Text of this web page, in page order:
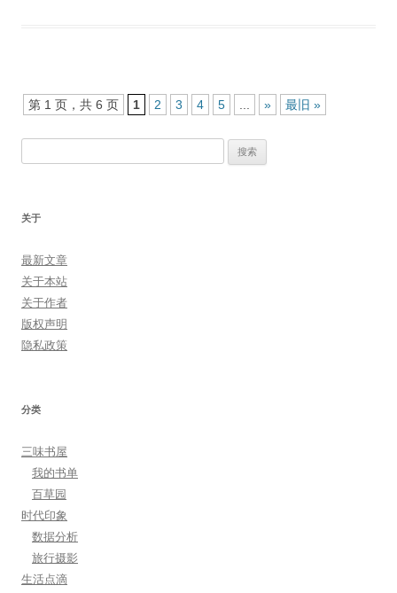
文
第 1 页，共 6 页 1 2 3 4 5 » 最旧 »
关于
最新文章
关于本站
关于作者
版权声明
隐私政策
分类
三味书屋
我的书单
百草园
时代印象
数据分析
旅行摄影
生活点滴